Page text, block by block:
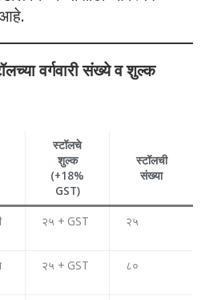
वर्गवारी संख्ये व शुल्क
स्टॉलचे
शुल्क
(+18%
GST)
स्टॉलची
संख्या
२५ + GST २५
२५ + GST ८०